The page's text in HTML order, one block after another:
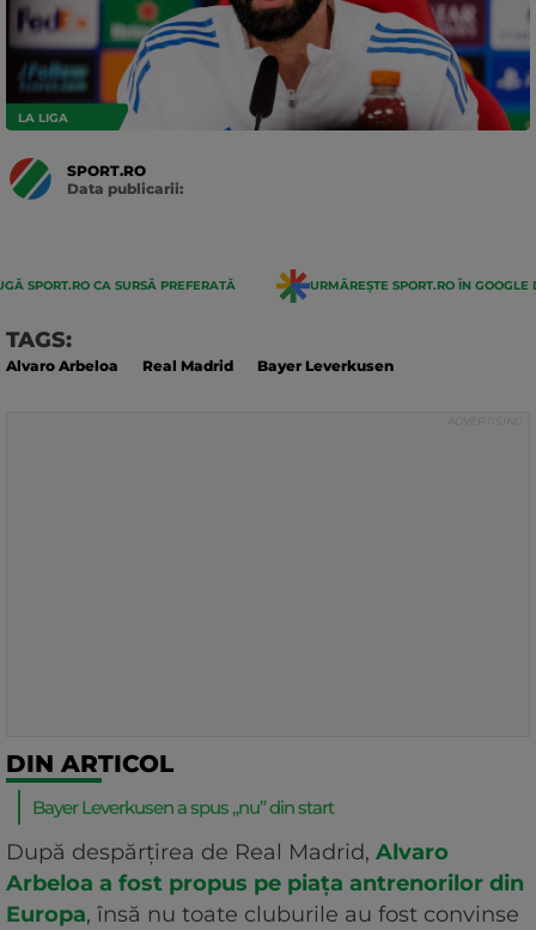
LA LIGA
SPORT.RO
Data publicarii:
SPORT.RO CA SURSĂ PREFERATĂ URMĂREȘTE SPORT.RO ÎN GOOGLE
TAGS:
Alvaro Arbeloa Real Madrid Bayer Leverkusen
DIN ARTICOL
Bayer Leverkusen a spus „nu” din start
După despărțirea de Real Madrid, Alvaro
Arbeloa a fost propus pe piața antrenorilor din
Europa, însă nu toate cluburile au fost convinse